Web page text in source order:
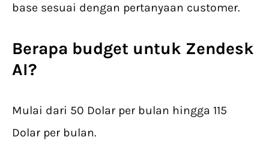
base sesuai dengan pertanyaan customer.
Berapa budget untuk Zendesk
AI?
Mulai dari 50 Dolar per bulan hingga 115
Dolar per bulan.